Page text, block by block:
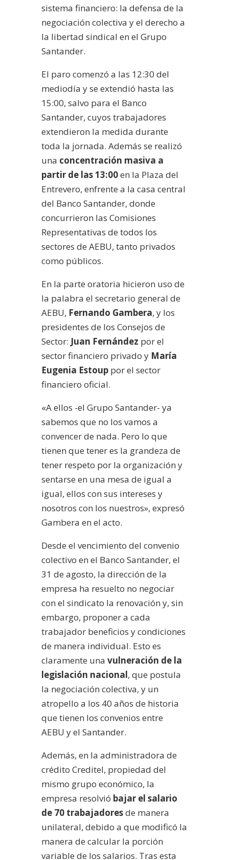
sistema financiero: la defensa de la
negociación colectiva y el derecho a
la libertad sindical en el Grupo
Santander.
El paro comenzó a las 12:30 del
mediodía y se extendió hasta las
15:00, salvo para el Banco
Santander, cuyos trabajadores
extendieron la medida durante
toda la jornada. Además se realizó
una concentración masiva a
partir de las 13:00en la Plaza del
Entrevero, enfrente a la casa central
del Banco Santander, donde
concurrieron las Comisiones
Representativas de todos los
sectores de AEBU, tanto privados
como públicos.
En la parte oratoria hicieron uso de
la palabra el secretario general de
AEBU, Fernando Gambera, y los
presidentes de los Consejos de
Sector: Juan Fernández por el
sector financiero privado y María
Eugenia Estouppor el sector
financiero oficial.
«A ellos -el Grupo Santander- ya
sabemos que no los vamos a
convencer de nada. Pero lo que
tienen que tener es la grandeza de
tener respeto por la organización y
sentarse en una mesa de igual a
igual, ellos con sus intereses y
nosotros con los nuestros», expresó
Gambera en el acto.
Desde el vencimiento del convenio
colectivo en el Banco Santander, el
31 de agosto, la dirección de la
empresa ha resuelto no negociar
con el sindicato la renovación y, sin
embargo, proponer a cada
trabajador beneficios y condiciones
de manera individual. Esto es
claramente una vulneración de la
legislación nacional, que postula
la negociación colectiva, y un
atropello a los 40 años de historia
que tienen los convenios entre
AEBU y el Santander.
Además, en la administradora de
crédito Creditel, propiedad del
mismo grupo económico, la
empresa resolvió bajar el salario
de 70 trabajadoresde manera
unilateral, debido a que modificó la
manera de calcular la porción
variable de los salarios. Tras esta